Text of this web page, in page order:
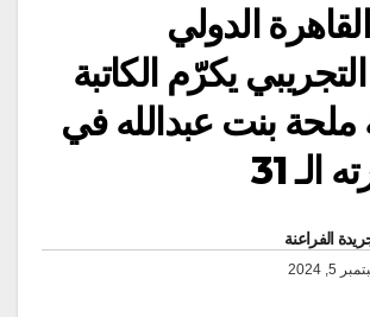
الدولي
يكرّم الكاتبة
ملحة بنت عبدالله في
الـ 31
الفراعنة
5, 2024